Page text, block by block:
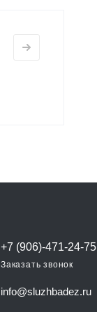
+7 (906)-471-24-75
Заказать звонок
info@sluzhbadez.ru